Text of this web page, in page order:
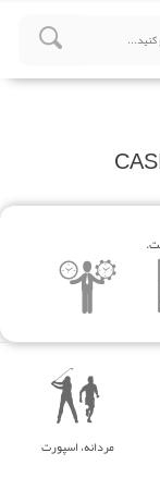
مردانه، اسپورت